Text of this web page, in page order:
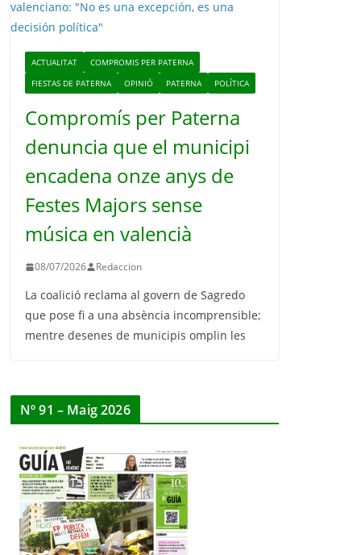
ACTUALITAT
COMPROMIS PER PATERNA
FIESTAS DE PATERNA
OPINIÓ PATERNA POLÍTICA
Compromís per Paterna
denuncia que el municipi
encadena onze anys de
Festes Majors sense
música en valencià
08/07/2026 Redaccion
La coalició reclama al govern de Sagredo
que pose fi a una absència incomprensible;
mentre desenes de municipis omplin les
Nº 91 – Maig 2026